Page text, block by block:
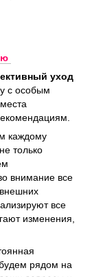
уход
с особым
каждому
только
внимание все
все
изменения,
рядом на